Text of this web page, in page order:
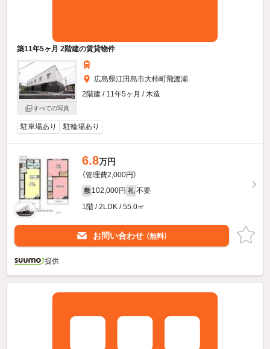
築11年5ヶ月 2階建の賃貸物件
すべての写真
広島県江田島市大柿町飛渡瀬
2階建 / 11年5ヶ月 / 木造
駐車場あり 駐輪場あり
6.8万円
（管理費2,000円）
敷 102,000円 礼 不要
1階 / 2LDK / 55.0㎡
お問い合わせ （無料）
提供